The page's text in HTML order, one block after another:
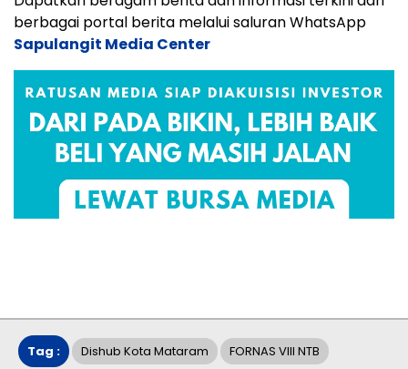
berbagai portal berita melalui saluran WhatsApp
Sapulangit Media Center
Tag : Dishub Kota Mataram FORNAS VIII NTB